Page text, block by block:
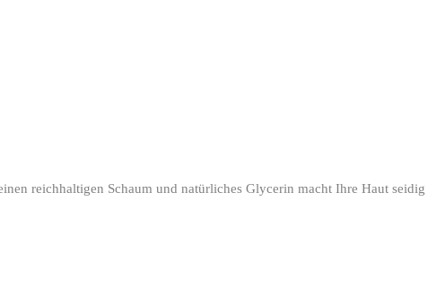
reichhaltigen Schaum und natürliches Glycerin macht Ihre Haut seidig